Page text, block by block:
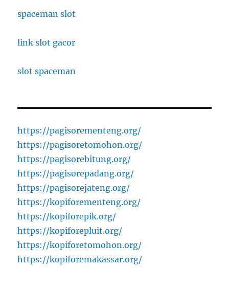
spaceman slot
link slot gacor
slot spaceman
https://pagisorementeng.org/
https://pagisoretomohon.org/
https://pagisorebitung.org/
https://pagisorepadang.org/
https://pagisorejateng.org/
https://kopiforementeng.org/
https://kopiforepik.org/
https://kopiforepluit.org/
https://kopiforetomohon.org/
https://kopiforemakassar.org/